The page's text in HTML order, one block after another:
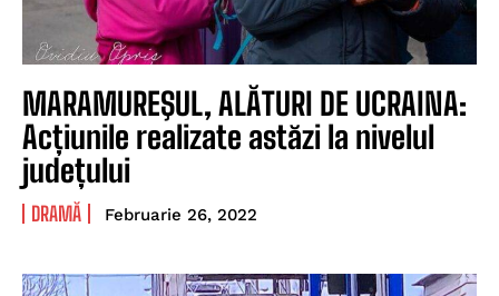
MARAMUREŞUL, ALĂTURI DE UCRAINA:
Acțiunile realizate astăzi la nivelul
județului
DRAMĂ Februarie 26, 2022